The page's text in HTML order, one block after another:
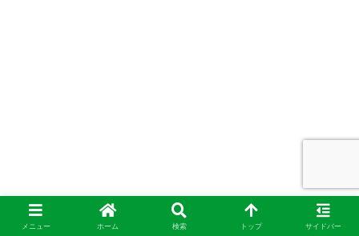
メニュー ホーム 検索 トップ サイドバー